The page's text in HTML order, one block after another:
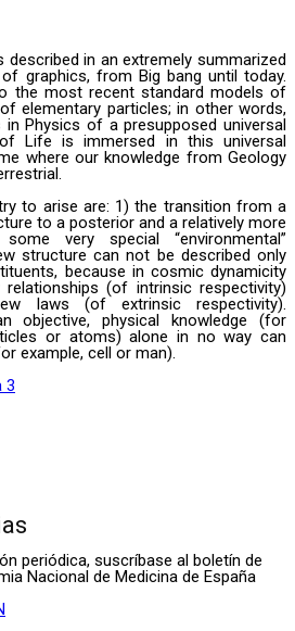
described in an extremely summarized
graphics, from Big bang until today.
the most recent standard models of
elementary particles; in other words,
Physics of a presupposed universal
Life is immersed in this universal
where our knowledge from Geology
to arise are: 1) the transition from a
to a posterior and a relatively more
very special “environmental”
structure can not be described only
because in cosmic dynamicity
(of intrinsic respectivity)
laws (of extrinsic respectivity).
objective, physical knowledge (for
or atoms) alone in no way can
example, cell or man).
3
periódica, suscríbase al boletín de
Nacional de Medicina de España